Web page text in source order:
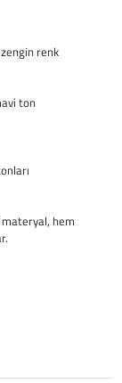
Aksesuar ve
renk
ton
hem